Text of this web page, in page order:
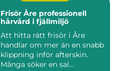
Frisör Åre professionell
hårvård i fjällmiljö
Att hitta rätt frisör i Åre
handlar om mer än en snabb
klippning inför afterskin.
Många söker en sal...